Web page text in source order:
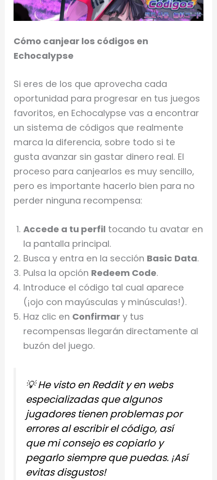
Cómo canjear los códigos en
Echocalypse
Si eres de los que aprovecha cada
oportunidad para progresar en tus juegos
favoritos, en Echocalypse vas a encontrar
un sistema de códigos que realmente
marca la diferencia, sobre todo si te
gusta avanzar sin gastar dinero real. El
proceso para canjearlos es muy sencillo,
pero es importante hacerlo bien para no
perder ninguna recompensa:
Accede a tu perfil tocando tu avatar en
la pantalla principal.
Busca y entra en la sección Basic Data.
Pulsa la opción Redeem Code.
Introduce el código tal cual aparece
(¡ojo con mayúsculas y minúsculas!).
Haz clic en Confirmar y tus
recompensas llegarán directamente al
buzón del juego.
💡He visto en Reddit y en webs
especializadas que algunos
jugadores tienen problemas por
errores al escribir el código, así
que mi consejo es copiarlo y
pegarlo siempre que puedas. ¡Así
evitas disgustos!